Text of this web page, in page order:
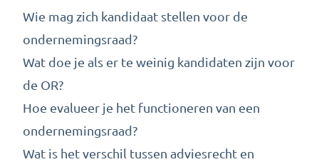
Wie mag zich kandidaat stellen voor de
ondernemingsraad?
Wat doe je als er te weinig kandidaten zijn voor
de OR?
Hoe evalueer je het functioneren van een
ondernemingsraad?
Wat is het verschil tussen adviesrecht en